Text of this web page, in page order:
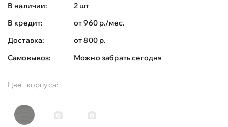
В наличии:
2 шт
В кредит:
от 960 р./мес.
Доставка:
от 800 р.
Самовывоз:
Можно забрать сегодня
Цвет корпуса: